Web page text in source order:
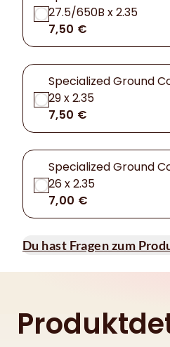
27.5/650B x 2.35
7,50 €
Specialized Ground
29 x 2.35
7,50 €
Specialized Ground
26 x 2.35
7,00 €
Du hast Fragen zum